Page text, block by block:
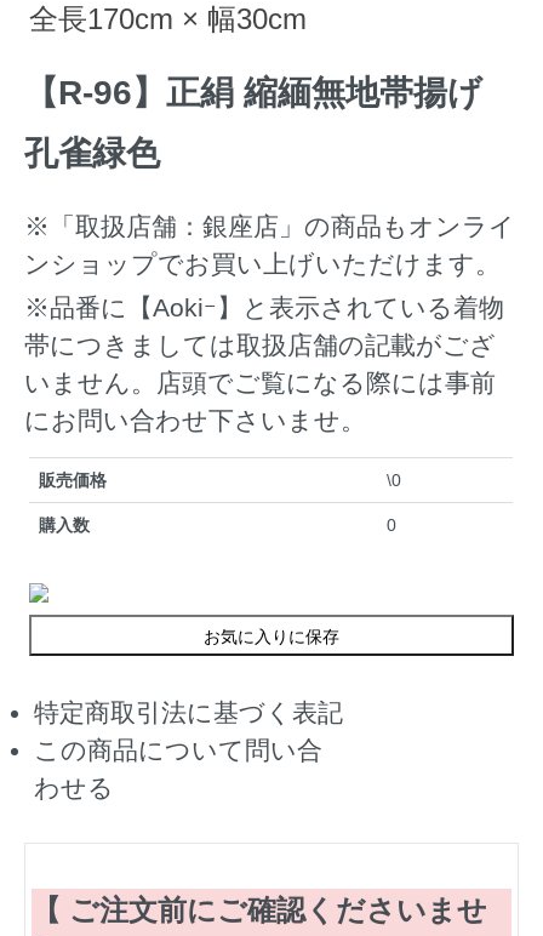
全長170cm × 幅30cm
【R-96】正絹 縮緬無地帯揚げ
孔雀緑色
※「取扱店舗：銀座店」の商品もオンライ
ンショップでお買い上げいただけます。
※品番に【Aokiｰ】と表示されている着物
帯につきましては取扱店舗の記載がござ
いません。店頭でご覧になる際には事前
にお問い合わせ下さいませ。
販売価格 \0
購入数 0
お気に入りに保存
特定商取引法に基づく表記
この商品について問い合
わせる
【 ご注文前にご確認くださいませ